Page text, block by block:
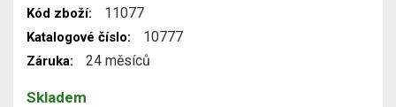
Kód zboží: 11077
Katalogové číslo: 10777
Záruka: 24 měsíců
Skladem